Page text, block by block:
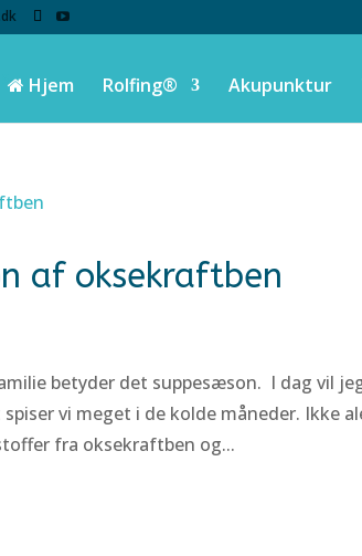
Hjem Rolfing® Akupunktur
af oksekraftben
betyder det suppesæson. I dag vil
vi meget i de kolde måneder. Ikke
fra oksekraftben og...